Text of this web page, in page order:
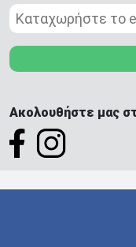
Ακολουθήστε μας